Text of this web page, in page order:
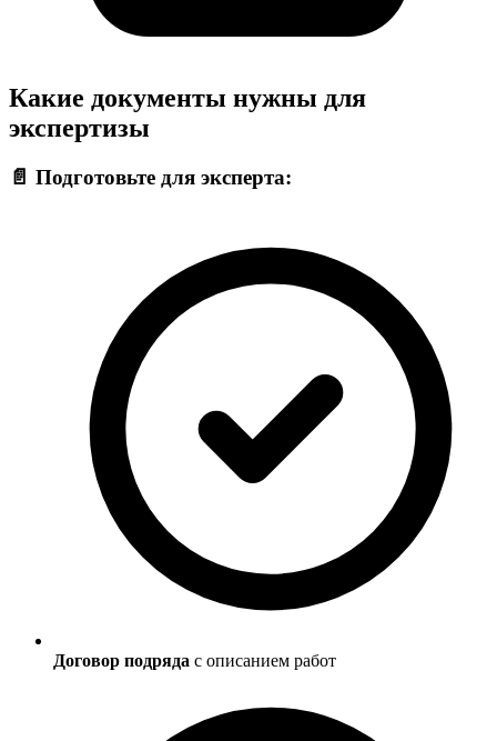
Какие документы нужны для
экспертизы
📄 Подготовьте для эксперта:
Договор подряда с описанием работ